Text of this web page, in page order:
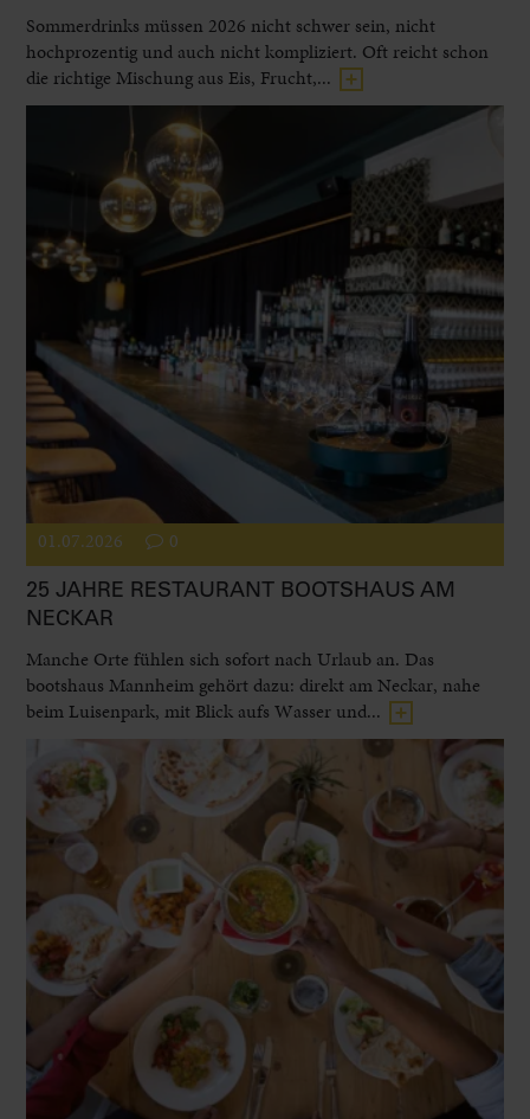
Sommerdrinks müssen 2026 nicht schwer sein, nicht
hochprozentig und auch nicht kompliziert. Oft reicht schon
die richtige Mischung aus Eis, Frucht,...
01.07.2026 0
25 JAHRE RESTAURANT BOOTSHAUS AM
NECKAR
Manche Orte fühlen sich sofort nach Urlaub an. Das
bootshaus Mannheim gehört dazu: direkt am Neckar, nahe
beim Luisenpark, mit Blick aufs Wasser und...